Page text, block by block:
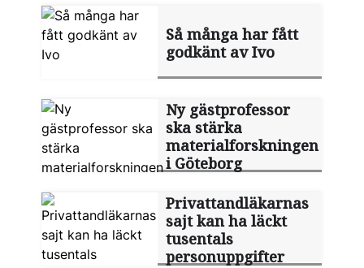
Så många har fått
godkänt av Ivo
Ny gästprofessor
ska stärka
materialforskningen
i Göteborg
Privattandläkarnas
sajt kan ha läckt
tusentals
personuppgifter